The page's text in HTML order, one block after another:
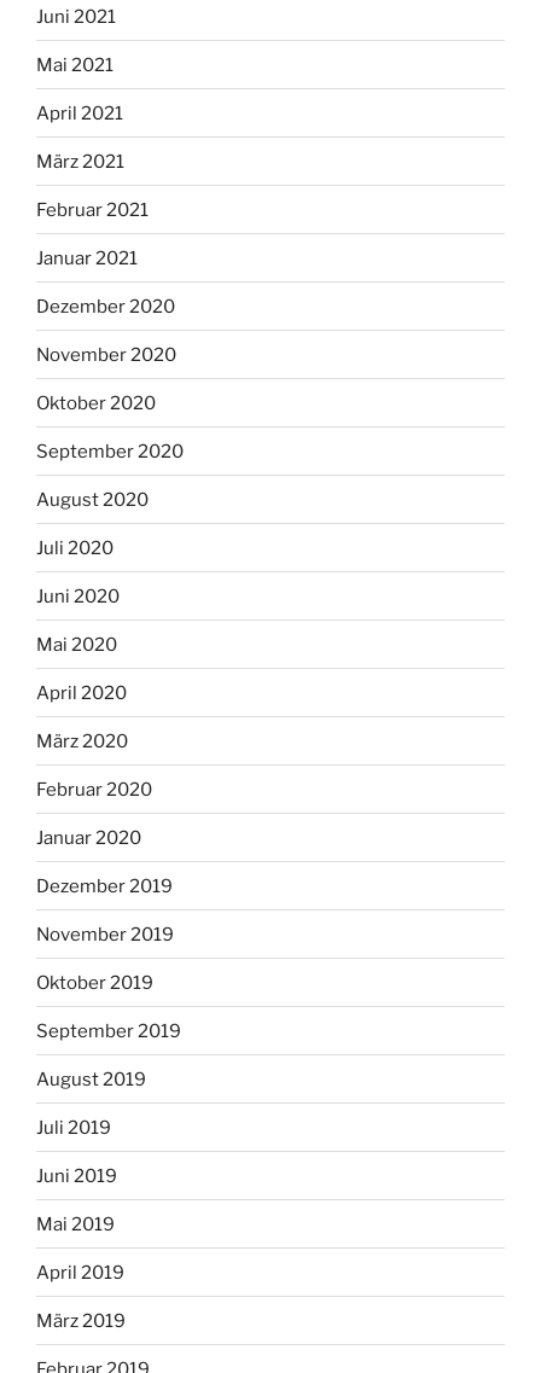
Juni 2021
Mai 2021
April 2021
März 2021
Februar 2021
Januar 2021
Dezember 2020
November 2020
Oktober 2020
September 2020
August 2020
Juli 2020
Juni 2020
Mai 2020
April 2020
März 2020
Februar 2020
Januar 2020
Dezember 2019
November 2019
Oktober 2019
September 2019
August 2019
Juli 2019
Juni 2019
Mai 2019
April 2019
März 2019